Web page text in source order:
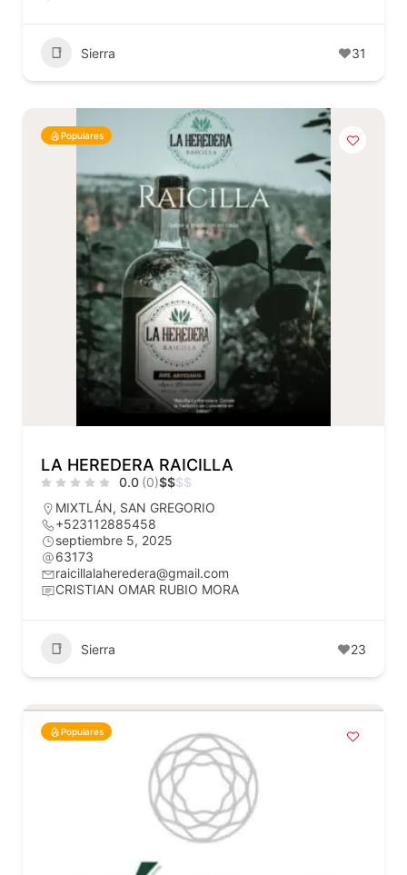
Sierra 31
Populares
LA HEREDERA RAICILLA
0.0 (0)$$$$
MIXTLÁN, SAN GREGORIO
+523112885458
septiembre 5, 2025
63173
raicillalaheredera@gmail.com
CRISTIAN OMAR RUBIO MORA
Sierra 23
Populares